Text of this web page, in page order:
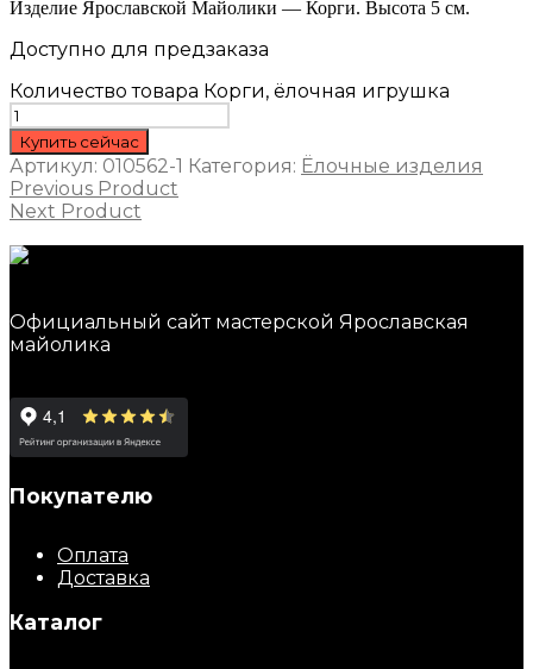
Изделие Ярославской Майолики — Корги. Высота 5 см.
Доступно для предзаказа
Количество товара Корги, ёлочная игрушка
Купить сейчас
Артикул: 010562-1 Категория: Ёлочные изделия
Previous Product
Next Product
Официальный сайт мастерской Ярославская
майолика
Покупателю
Оплата
Доставка
Каталог